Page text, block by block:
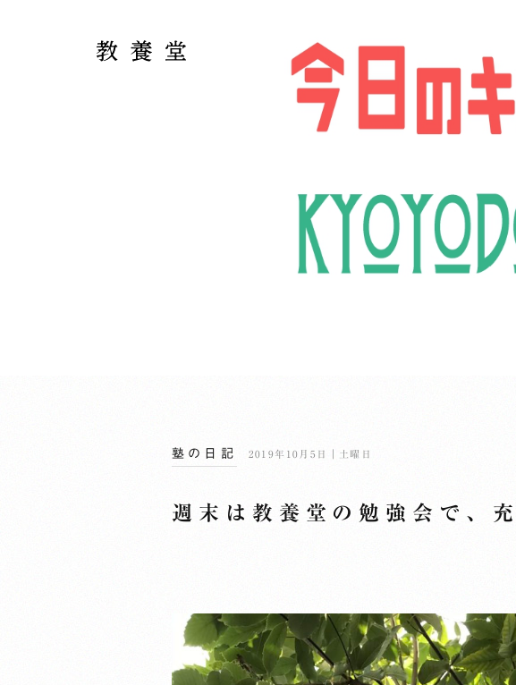
塾の日記 2019年10月5日｜土曜日
週末は教養堂の勉強会で、